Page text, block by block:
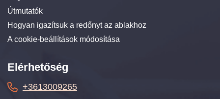
Útmutatók
Hogyan igazítsuk a redőnyt az ablakhoz
A cookie-beállítások módosítása
Elérhetőség
+3613009265